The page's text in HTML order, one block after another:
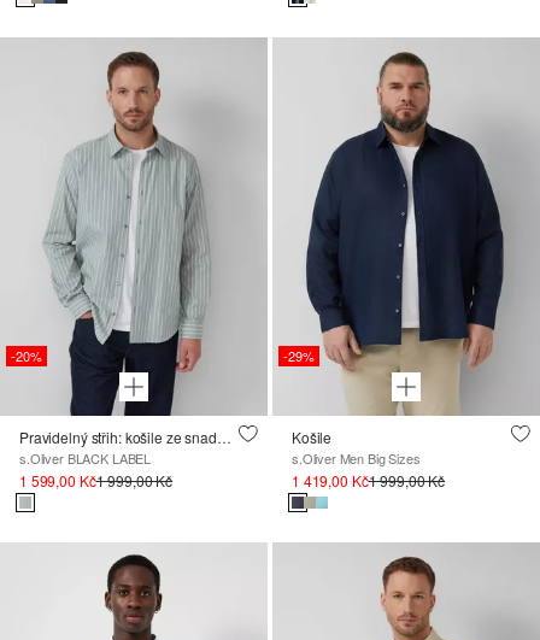
-20%
Pravidelný střih: košile ze snadno udržovatelné elastické bavlny
s.Oliver BLACK LABEL
1 599,00 Kč1 999,00 Kč
-29%
Košile
s.Oliver Men Big Sizes
1 419,00 Kč1 999,00 Kč